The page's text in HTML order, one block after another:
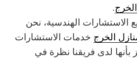
.
الاستشارات الهندسية، نحن
الخرج خدمات الاستشارات
بأنها لدى فريقنا نظرة في